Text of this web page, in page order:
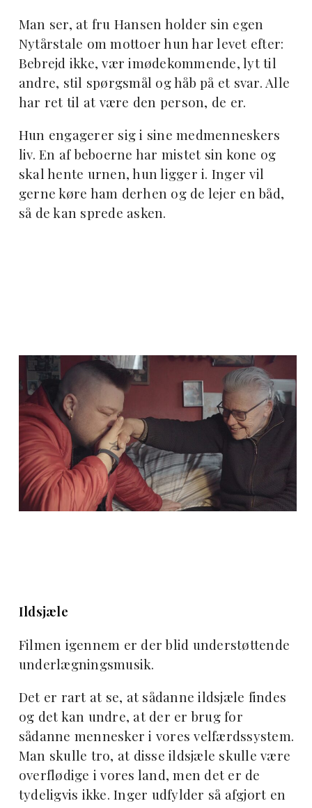
Man ser, at fru Hansen holder sin egen
Nytårstale om mottoer hun har levet efter:
Bebrejd ikke, vær imødekommende, lyt til
andre, stil spørgsmål og håb på et svar. Alle
har ret til at være den person, de er.
Hun engagerer sig i sine medmenneskers
liv. En af beboerne har mistet sin kone og
skal hente urnen, hun ligger i. Inger vil
gerne køre ham derhen og de lejer en båd,
så de kan sprede asken.
Ildsjæle
Filmen igennem er der blid understøttende
underlægningsmusik.
Det er rart at se, at sådanne ildsjæle findes
og det kan undre, at der er brug for
sådanne mennesker i vores velfærdssystem.
Man skulle tro, at disse ildsjæle skulle være
overflødige i vores land, men det er de
tydeligvis ikke. Inger udfylder så afgjort en